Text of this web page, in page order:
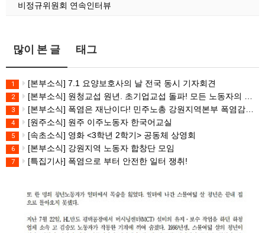
비정규위원회 연속인터뷰
많이 본 글 태그
1 [본부소식] 7.1 요양보호사의 날 전국 동시 기자회견
2 [본부소식] 원청교섭 원년. 초기업교섭 돌파! 모든 노동자의 노동기본권 쟁취! 민주노총 7.15 총파업대회
3 [본부소식] 폭염은 재난이다! 민주노총 강원지역본부 폭염감시단 선포 기자회견
4 [원주소식] 원주 이주노동자 한국어교실
5 [속초소식] 영화 <3학년 2학기> 공동체 상영회
6 [본부소식] 강원지역 노동자 합창단 모임
7 [특집기사] 폭염으로 부터 안전한 일터 쟁취!